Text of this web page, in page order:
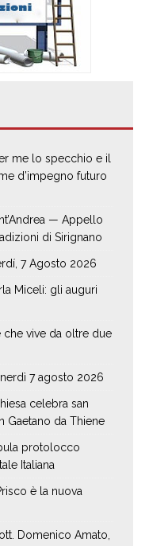
me lo specchio e il
d’impegno futuro
— Appello
di Sirignano
7 Agosto 2026
Miceli: gli auguri
che vive da oltre due
7 agosto 2026
celebra san
Gaetano da Thiene
protolocco
Italiana
è la nuova
Domenico Amato,